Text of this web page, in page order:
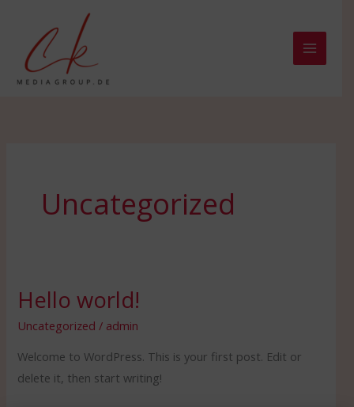
springen
Uncategorized
Hello world!
Uncategorized / admin
Welcome to WordPress. This is your first post. Edit or
delete it, then start writing!
Hello